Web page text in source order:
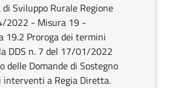
Sviluppo Rurale Regione
2022 - Misura 19 -
19.2 Proroga dei termini
DDS n. 7 del 17/01/2022
delle Domande di Sostegno
interventi a Regia Diretta.